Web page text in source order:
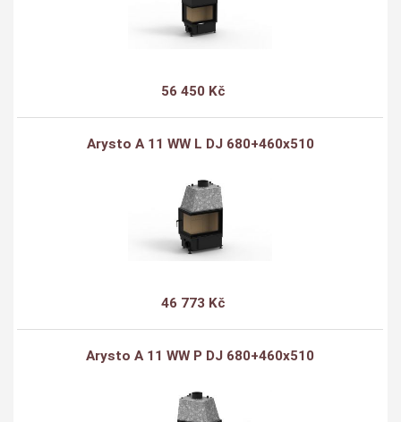
56 450 Kč
Arysto A 11 WW L DJ 680+460x510
46 773 Kč
Arysto A 11 WW P DJ 680+460x510